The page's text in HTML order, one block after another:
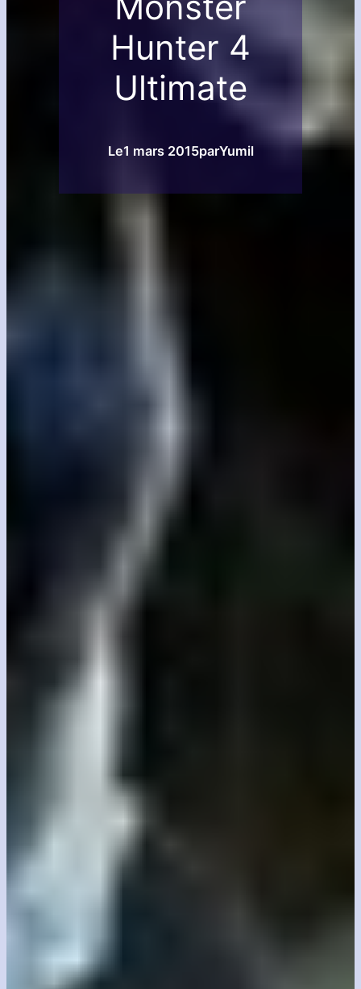
Hunter 4
Ultimate
Le1 mars 2015parYumil